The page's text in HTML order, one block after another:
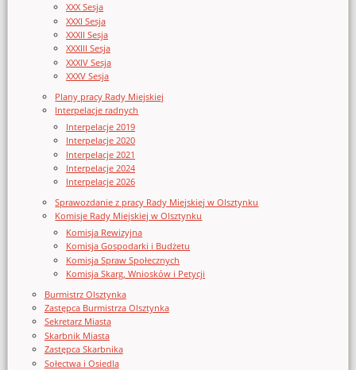
XXX Sesja
XXXI Sesja
XXXII Sesja
XXXIII Sesja
XXXIV Sesja
XXXV Sesja
Plany pracy Rady Miejskiej
Interpelacje radnych
Interpelacje 2019
Interpelacje 2020
Interpelacje 2021
Interpelacje 2024
Interpelacje 2026
Sprawozdanie z pracy Rady Miejskiej w Olsztynku
Komisje Rady Miejskiej w Olsztynku
Komisja Rewizyjna
Komisja Gospodarki i Budżetu
Komisja Spraw Społecznych
Komisja Skarg, Wniosków i Petycji
Burmistrz Olsztynka
Zastępca Burmistrza Olsztynka
Sekretarz Miasta
Skarbnik Miasta
Zastępca Skarbnika
Sołectwa i Osiedla